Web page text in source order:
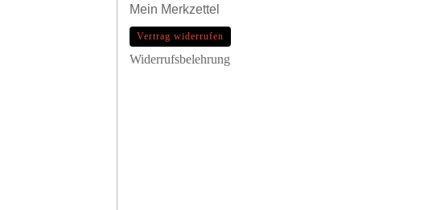
Mein Merkzettel
Vertrag widerrufen
Widerrufsbelehrung